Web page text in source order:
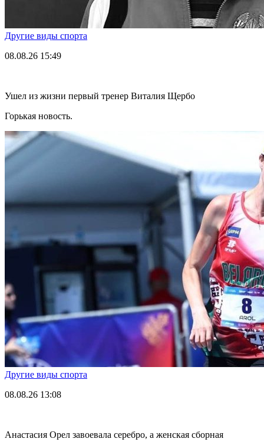
Другие виды спорта
08.08.26 15:49
Ушел из жизни первый тренер Виталия Щербо
Горькая новость.
Другие виды спорта
08.08.26 13:08
Анастасия Орел завоевала серебро, а женская сборная